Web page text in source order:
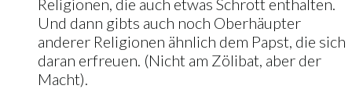
Und dann gibts auch noch Oberhäupter
anderer Religionen ähnlich dem Papst, die sich
daran erfreuen. (Nicht am Zölibat, aber der
Macht).